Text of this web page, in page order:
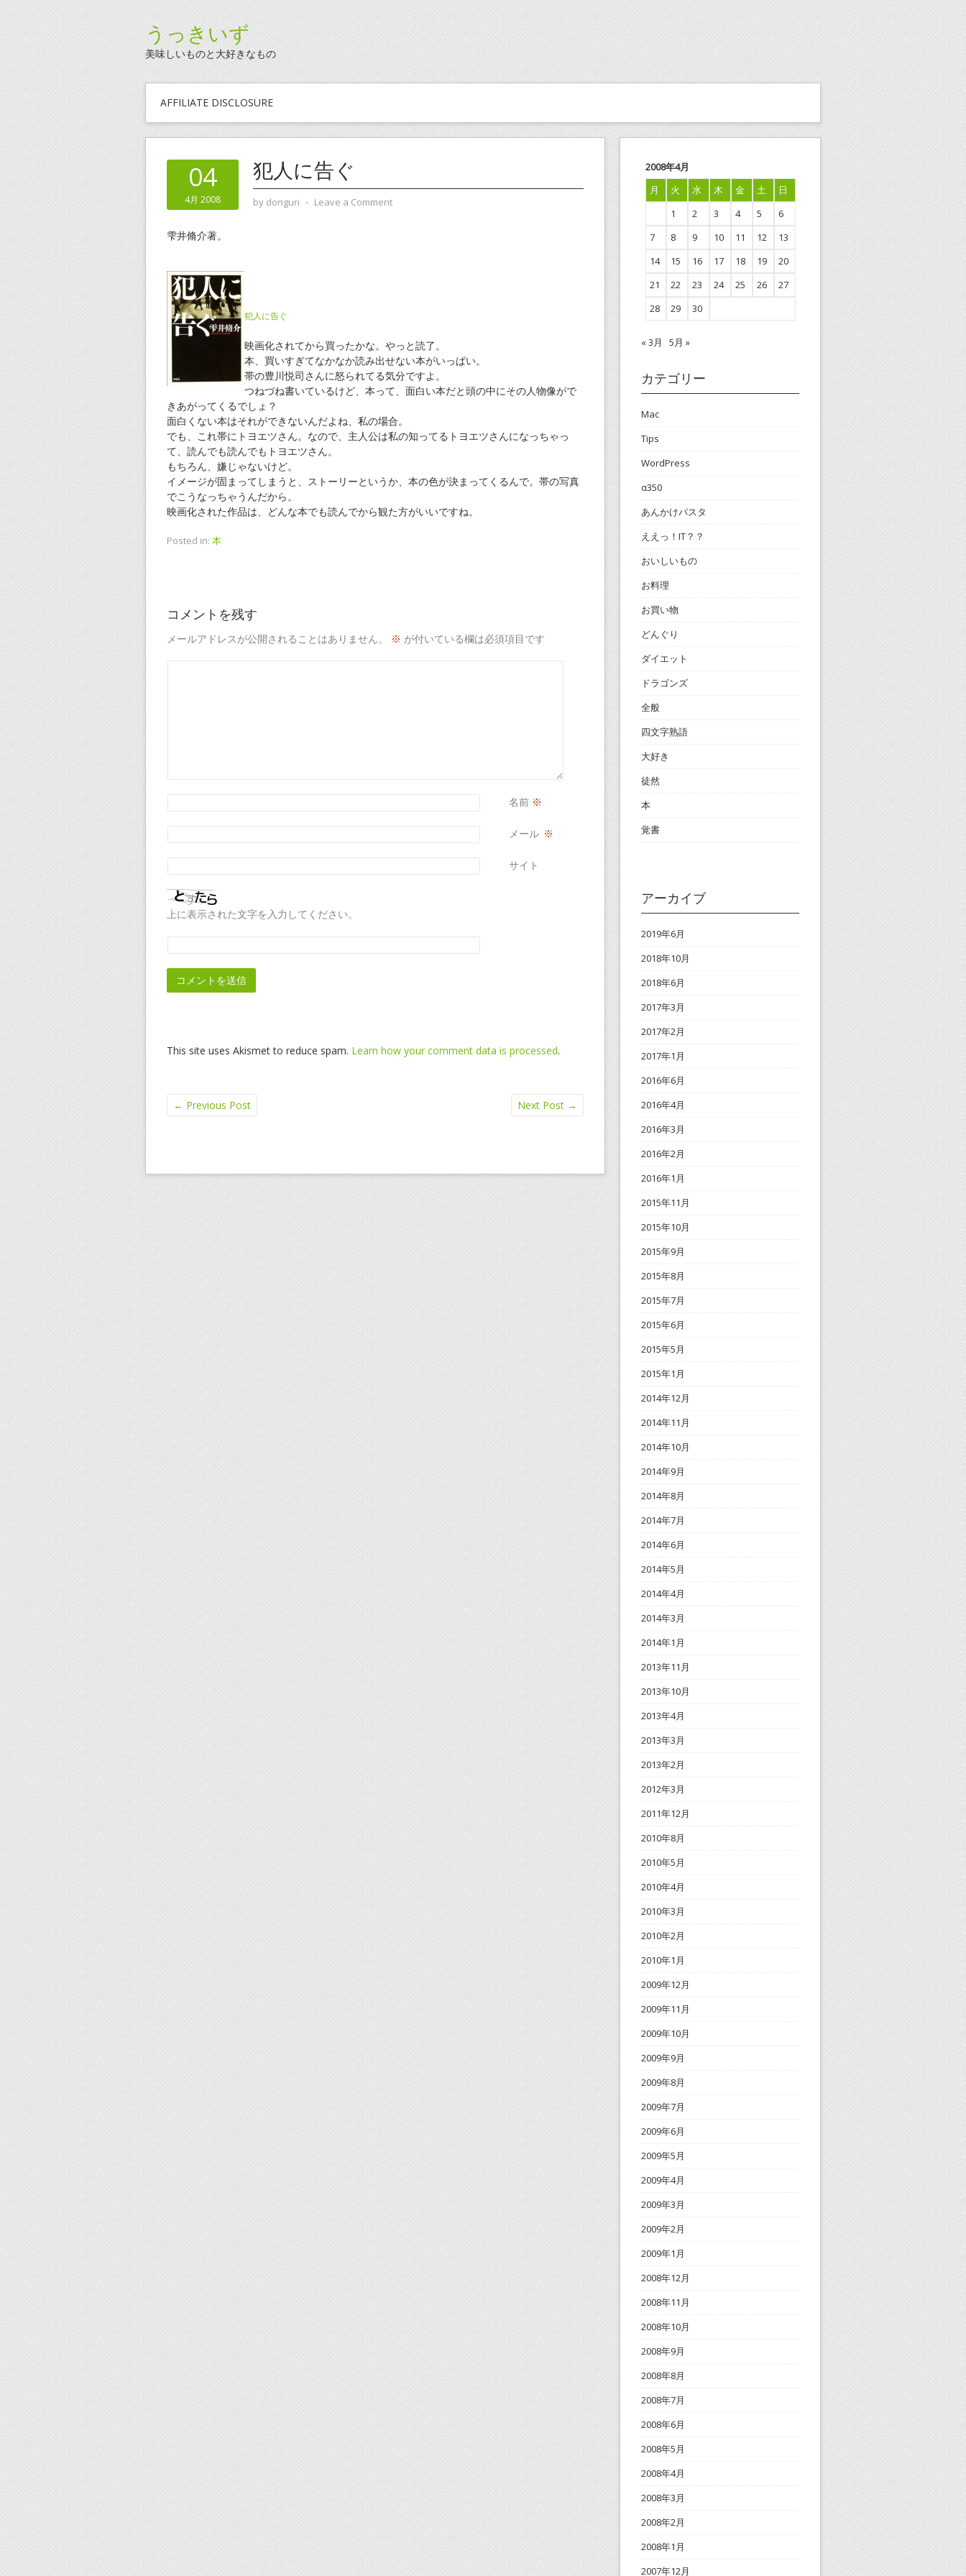
うっきいず
美味しいものと大好きなもの
AFFILIATE DISCLOSURE
04
4月 2008
犯人に告ぐ
by donguri ⋅ Leave a Comment
雫井脩介著。
犯人に告ぐ
映画化されてから買ったかな。やっと読了。
本、買いすぎてなかなか読み出せない本がいっぱい。
帯の豊川悦司さんに怒られてる気分ですよ。
つねづね書いているけど、本って、面白い本だと頭の中にその人物像がで
きあがってくるでしょ？
面白くない本はそれができないんだよね、私の場合。
でも、これ帯にトヨエツさん。なので、主人公は私の知ってるトヨエツさんになっちゃっ
て、読んでも読んでもトヨエツさん。
もちろん、嫌じゃないけど。
イメージが固まってしまうと、ストーリーというか、本の色が決まってくるんで。帯の写真
でこうなっちゃうんだから。
映画化された作品は、どんな本でも読んでから観た方がいいですね。
Posted in: 本
コメントを残す
メールアドレスが公開されることはありません。 ※ が付いている欄は必須項目です
名前 ※
メール ※
サイト
上に表示された文字を入力してください。
This site uses Akismet to reduce spam. Learn how your comment data is processed.
← Previous Post Next Post →
2008年4月
月
火 水 木 金 土
日
1
2 3 4 5
6
7
8 9 10 11 12
13
14
15 16 17 18 19
20
21
22 23 24 25 26
27
28
29 30
« 3月 5月 »
カテゴリー
Mac
Tips
WordPress
α350
あんかけパスタ
ええっ！IT？？
おいしいもの
お料理
お買い物
どんぐり
ダイエット
ドラゴンズ
全般
四文字熟語
大好き
徒然
本
覚書
アーカイブ
2019年6月
2018年10月
2018年6月
2017年3月
2017年2月
2017年1月
2016年6月
2016年4月
2016年3月
2016年2月
2016年1月
2015年11月
2015年10月
2015年9月
2015年8月
2015年7月
2015年6月
2015年5月
2015年1月
2014年12月
2014年11月
2014年10月
2014年9月
2014年8月
2014年7月
2014年6月
2014年5月
2014年4月
2014年3月
2014年1月
2013年11月
2013年10月
2013年4月
2013年3月
2013年2月
2012年3月
2011年12月
2010年8月
2010年5月
2010年4月
2010年3月
2010年2月
2010年1月
2009年12月
2009年11月
2009年10月
2009年9月
2009年8月
2009年7月
2009年6月
2009年5月
2009年4月
2009年3月
2009年2月
2009年1月
2008年12月
2008年11月
2008年10月
2008年9月
2008年8月
2008年7月
2008年6月
2008年5月
2008年4月
2008年3月
2008年2月
2008年1月
2007年12月